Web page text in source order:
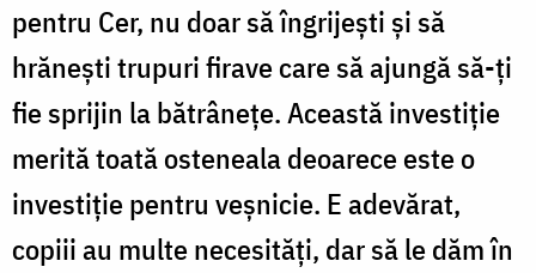
pentru Cer, nu doar să îngrijești și să
hrănești trupuri firave care să ajungă să-ți
fie sprijin la bătrânețe. Această investiție
merită toată osteneala deoarece este o
investiție pentru veșnicie. E adevărat,
copiii au multe necesități, dar să le dăm în